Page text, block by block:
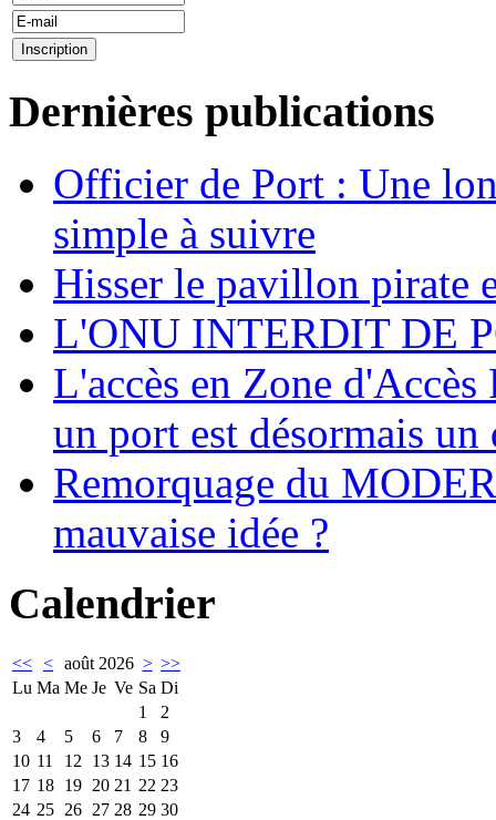
Dernières publications
Officier de Port : Une
simple à suivre
Hisser le pavillon pirate
L'ONU INTERDIT DE
L'accès en Zone
un port est désormais un
Remorquage du
mauvaise idée ?
Calendrier
<< < août 2026 > >>
Lu Ma Me Je Ve Sa Di
1
2
3
4 5 6 7 8
9
10 11 12 13 14 15 16
17 18 19 20 21 22 23
24 25 26 27 28 29 30